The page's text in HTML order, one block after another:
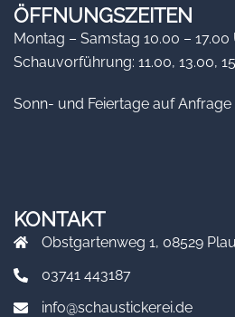
ÖFFNUNGSZEITEN
Montag – Samstag 10.00 – 17.00
Schauvorführung: 11.00, 13.00,
Sonn- und Feiertage auf Anfrage
KONTAKT
Obstgartenweg 1, 08529
03741 443187
info@schaustickerei.de